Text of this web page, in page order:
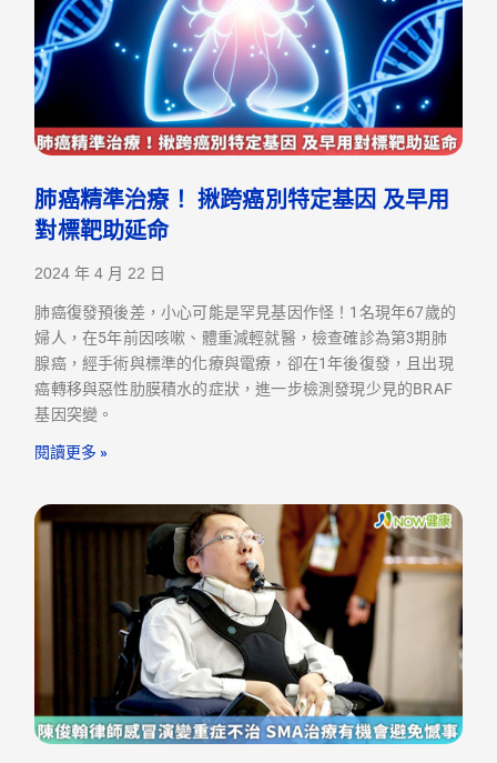
肺癌精準治療！ 揪跨癌別特定基因 及早用
對標靶助延命
2024 年 4 月 22 日
肺癌復發預後差，小心可能是罕見基因作怪！1名現年67歲的
婦人，在5年前因咳嗽、體重減輕就醫，檢查確診為第3期肺
腺癌，經手術與標準的化療與電療，卻在1年後復發，且出現
癌轉移與惡性肋膜積水的症狀，進一步檢測發現少見的BRAF
基因突變。
閱讀更多 »